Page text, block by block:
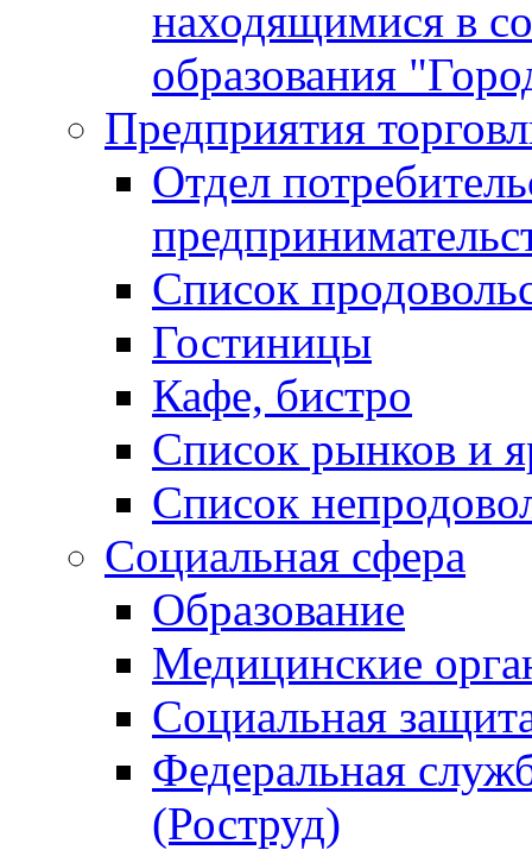
находящимися в
образования
Предприятия
Отдел
Список
Гостиницы
Кафе, бистро
Cписок рынков и
Список
Социальная сфера
Образование
Медицинские
Социальная
Федеральная
(Роструд)